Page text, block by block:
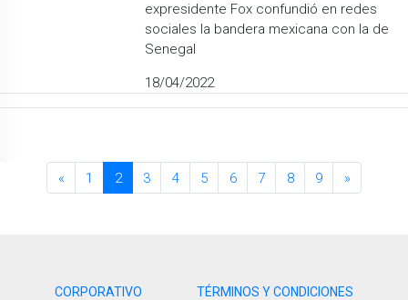
expresidente Fox confundió en redes
sociales la bandera mexicana con la de
Senegal
18/04/2022
« 1 2 3 4 5 6 7 8 9 »
CORPORATIVO TÉRMINOS Y CONDICIONES